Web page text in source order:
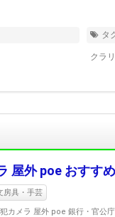
タ
クラ
屋外 poe おすすめ
房具・手芸
カメラ 屋外 poe 銀行・官公